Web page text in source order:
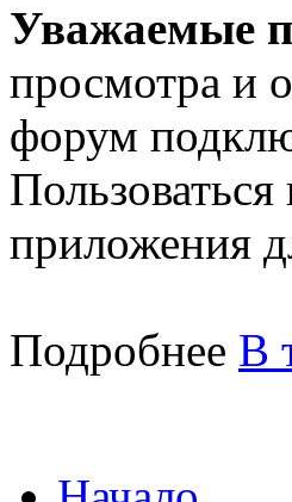
Уважаемые
просмотра и
форум
приложения
Подробнее В